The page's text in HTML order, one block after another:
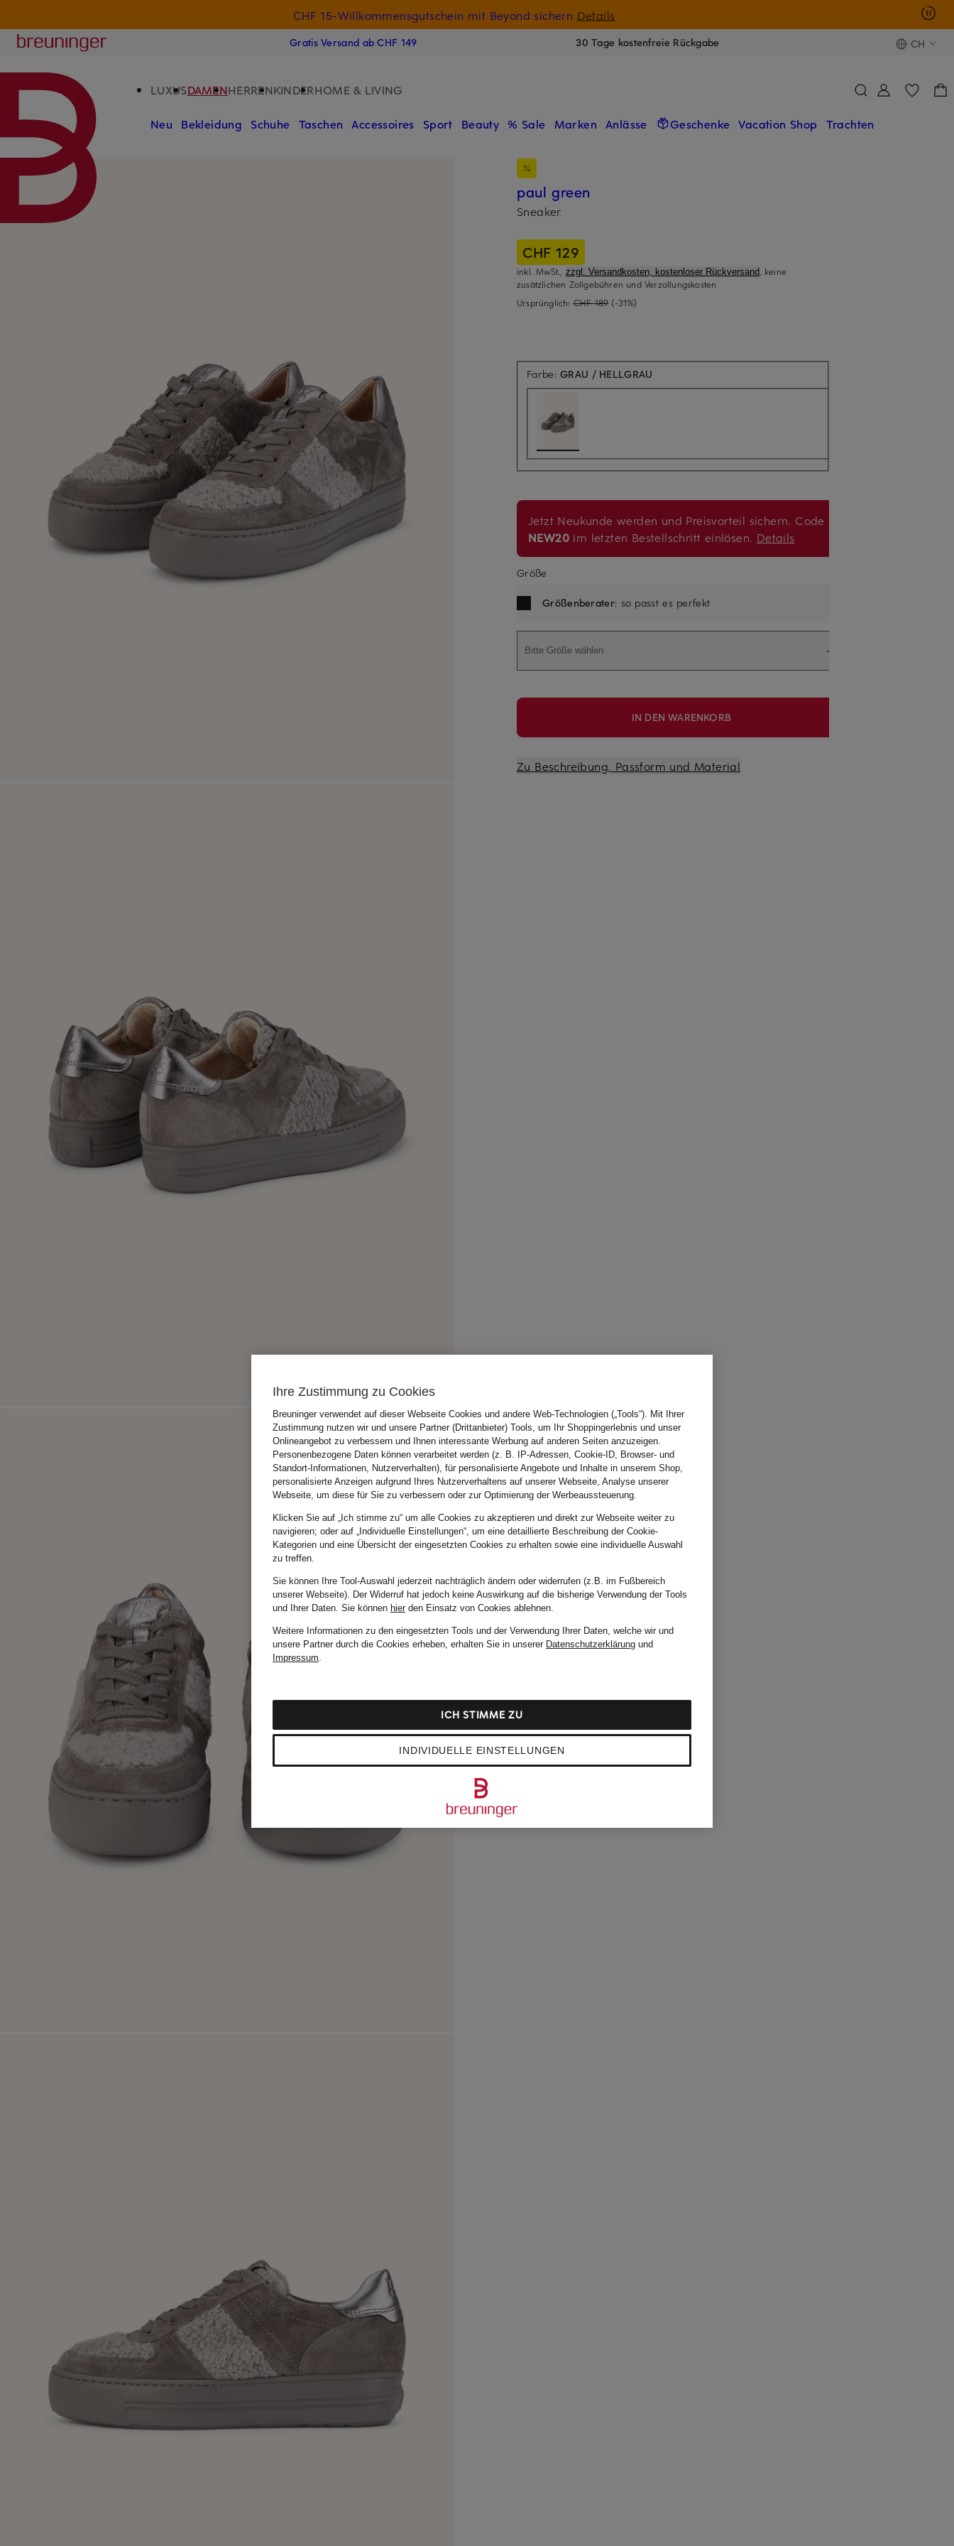
CHF 15-Willkommensgutschein mit Beyond sichern Details
Breuninger
Gratis Versand ab CHF 149 30 Tage kostenfreie Rückgabe CH
LUXUSDAMENHERRENKINDERHOME & LIVING
Neu Bekleidung Schuhe Taschen Accessoires Sport Beauty % Sale Marken Anlässe Geschenke Vacation Shop Trachten
paul green
Sneaker
CHF 129
inkl. MwSt., zzgl. Versandkosten, kostenloser Rückversand, keine
zusätzlichen Zollgebühren und Verzollungskosten
Ursprünglich: CHF 189 (-31%)
Farbe:GRAU / HELLGRAU
Jetzt Neukunde werden und Preisvorteil sichern. Code
NEW20 im letzten Bestellschritt einlösen. Details
Größe
Größenberater: so passt es perfekt
Bitte Größe wählen
IN DEN WARENKORB
Zu Beschreibung, Passform und Material
Ihre Zustimmung zu Cookies
Breuninger verwendet auf dieser Webseite Cookies und andere Web-Technologien („Tools“). Mit Ihrer
Zustimmung nutzen wir und unsere Partner (Drittanbieter) Tools, um Ihr Shoppingerlebnis und unser
Onlineangebot zu verbessern und Ihnen interessante Werbung auf anderen Seiten anzuzeigen.
Personenbezogene Daten können verarbeitet werden (z. B. IP-Adressen, Cookie-ID, Browser- und
Standort-Informationen, Nutzerverhalten), für personalisierte Angebote und Inhalte in unserem Shop,
personalisierte Anzeigen aufgrund Ihres Nutzerverhaltens auf unserer Webseite, Analyse unserer
Webseite, um diese für Sie zu verbessern oder zur Optimierung der Werbeaussteuerung.
Klicken Sie auf „Ich stimme zu“ um alle Cookies zu akzeptieren und direkt zur Webseite weiter zu
navigieren; oder auf „Individuelle Einstellungen“, um eine detaillierte Beschreibung der Cookie-
Kategorien und eine Übersicht der eingesetzten Cookies zu erhalten sowie eine individuelle Auswahl
zu treffen.
Sie können Ihre Tool-Auswahl jederzeit nachträglich ändern oder widerrufen (z.B. im Fußbereich
unserer Webseite). Der Widerruf hat jedoch keine Auswirkung auf die bisherige Verwendung der Tools
und Ihrer Daten. Sie können hierden Einsatz von Cookies ablehnen.
Weitere Informationen zu den eingesetzten Tools und der Verwendung Ihrer Daten, welche wir und
unsere Partner durch die Cookies erheben, erhalten Sie in unserer Datenschutzerklärung und
Impressum.
INDIVIDUELLE EINSTELLUNGEN
ICH STIMME ZU